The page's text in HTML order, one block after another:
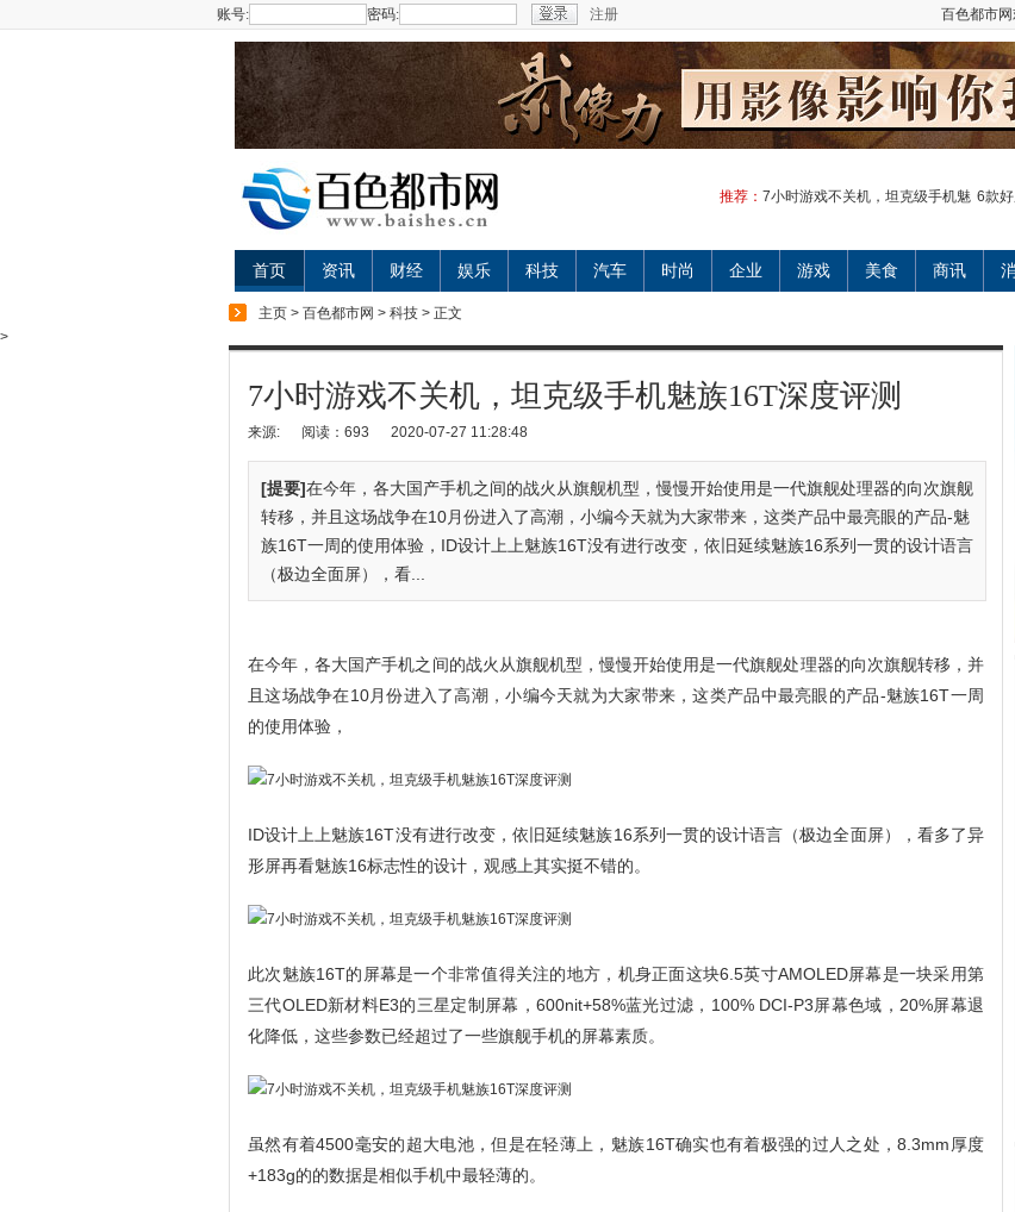
账号: 密码: 注册 百色都市
推荐： 7小时游戏不关机，坦克级手机魅 6款
首页 资讯 财经 娱乐 科技 汽车 时尚 企业 游戏 美食 商讯
主页 > 百色都市网 > 科技 > 正文
>
7小时游戏不关机，坦克级手机魅族16T深度评测
来源: 阅读：693 2020-07-27 11:28:48
[提要]在今年，各大国产手机之间的战火从旗舰机型，慢慢开始使用是一代旗舰处理器的向次旗舰
转移，并且这场战争在10月份进入了高潮，小编今天就为大家带来，这类产品中最亮眼的产品-魅
族16T一周的使用体验，ID设计上上魅族16T没有进行改变，依旧延续魅族16系列一贯的设计语言
（极边全面屏），看...
在今年，各大国产手机之间的战火从旗舰机型，慢慢开始使用是一代旗舰处理器的向次旗舰转移，并
且这场战争在10月份进入了高潮，小编今天就为大家带来，这类产品中最亮眼的产品-魅族16T一周
的使用体验，
ID设计上上魅族16T没有进行改变，依旧延续魅族16系列一贯的设计语言（极边全面屏），看多了异
形屏再看魅族16标志性的设计，观感上其实挺不错的。
此次魅族16T的屏幕是一个非常值得关注的地方，机身正面这块6.5英寸AMOLED屏幕是一块采用第
三代OLED新材料E3的三星定制屏幕，600nit+58%蓝光过滤，100% DCI-P3屏幕色域，20%屏幕退
化降低，这些参数已经超过了一些旗舰手机的屏幕素质。
虽然有着4500毫安的超大电池，但是在轻薄上，魅族16T确实也有着极强的过人之处，8.3mm厚度
+183g的的数据是相似手机中最轻薄的。